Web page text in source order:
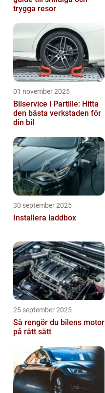
trygga resor
01 november 2025
Bilservice i Partille: Hitta
den bästa verkstaden för
din bil
30 september 2025
Installera laddbox
25 september 2025
Så rengör du bilens motor
på rätt sätt